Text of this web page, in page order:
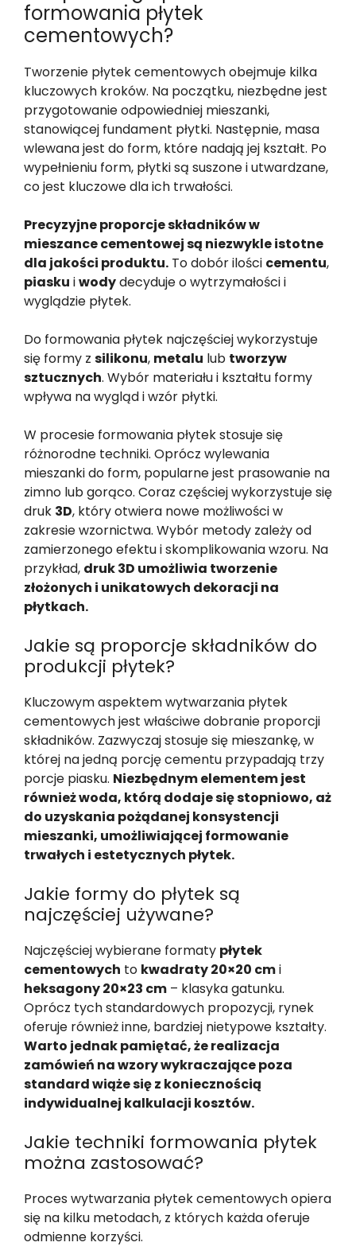
formowania płytek
cementowych?
Tworzenie płytek cementowych obejmuje kilka
kluczowych kroków. Na początku, niezbędne jest
przygotowanie odpowiedniej mieszanki,
stanowiącej fundament płytki. Następnie, masa
wlewana jest do form, które nadają jej kształt. Po
wypełnieniu form, płytki są suszone i utwardzane,
co jest kluczowe dla ich trwałości.
Precyzyjne proporcje składników w
mieszance cementowej są niezwykle istotne
dla jakości produktu. To dobór ilości cementu,
piasku iwodydecyduje o wytrzymałości i
wyglądzie płytek.
Do formowania płytek najczęściej wykorzystuje
się formy z silikonu, metalu lub tworzyw
sztucznych. Wybór materiału i kształtu formy
wpływa na wygląd i wzór płytki.
W procesie formowania płytek stosuje się
różnorodne techniki. Oprócz wylewania
mieszanki do form, popularne jest prasowanie na
zimno lub gorąco. Coraz częściej wykorzystuje się
druk 3D, który otwiera nowe możliwości w
zakresie wzornictwa. Wybór metody zależy od
zamierzonego efektu i skomplikowania wzoru. Na
przykład, druk 3D umożliwia tworzenie
złożonych i unikatowych dekoracji na
płytkach.
Jakie są proporcje składników do
produkcji płytek?
Kluczowym aspektem wytwarzania płytek
cementowych jest właściwe dobranie proporcji
składników. Zazwyczaj stosuje się mieszankę, w
której na jedną porcję cementu przypadają trzy
porcje piasku. Niezbędnym elementem jest
również woda, którą dodaje się stopniowo, aż
do uzyskania pożądanej konsystencji
mieszanki, umożliwiającej formowanie
trwałych i estetycznych płytek.
Jakie formy do płytek są
najczęściej używane?
Najczęściej wybierane formaty płytek
cementowych to kwadraty 20×20 cmi
heksagony 20×23 cm – klasyka gatunku.
Oprócz tych standardowych propozycji, rynek
oferuje również inne, bardziej nietypowe kształty.
Warto jednak pamiętać, że realizacja
zamówień na wzory wykraczające poza
standard wiąże się z koniecznością
indywidualnej kalkulacji kosztów.
Jakie techniki formowania płytek
można zastosować?
Proces wytwarzania płytek cementowych opiera
się na kilku metodach, z których każda oferuje
odmienne korzyści.